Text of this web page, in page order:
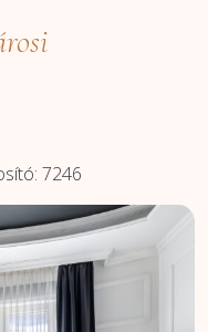
7246